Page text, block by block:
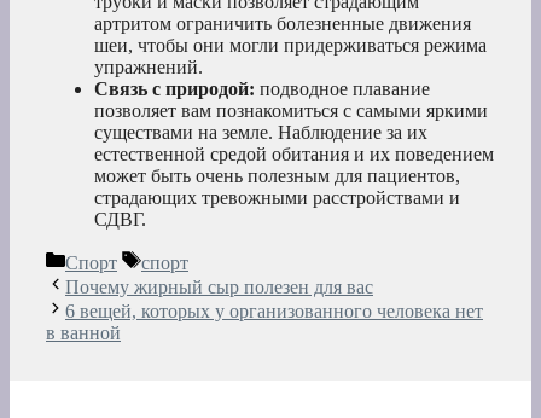
артритом ограничить болезненные движения
шеи, чтобы они могли придерживаться режима
упражнений.
Связь с природой: подводное плавание
позволяет вам познакомиться с самыми яркими
существами на земле. Наблюдение за их
естественной средой обитания и их поведением
может быть очень полезным для пациентов,
страдающих тревожными расстройствами и
СДВГ.
Рубрики
Спорт Метки
спорт
Почему жирный сыр полезен для вас
6 вещей, которых у организованного человека нет
в ванной